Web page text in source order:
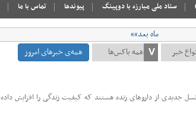
ستاد ملی مبارزه با دوپینگ پیوندها تماس با ما
ماه بعد»»
همه‌ی خبرهای امروز
جدیدی از داروهای زنده هستند که کیفیت زندگی را افزایش داده